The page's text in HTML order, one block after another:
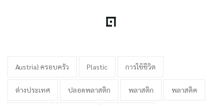
Austria} ครอบครัว Plastic การใช้ชีวิต
ต่างประเทศ ปลอดพลาสติก พลาสติก พลาสติค